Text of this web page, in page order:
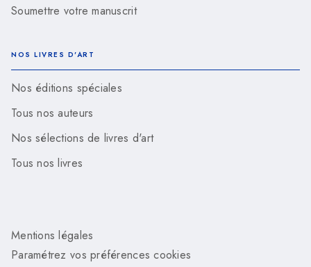
Soumettre votre manuscrit
NOS LIVRES D'ART
Nos éditions spéciales
Tous nos auteurs
Nos sélections de livres d'art
Tous nos livres
Mentions légales
Paramétrez vos préférences cookies